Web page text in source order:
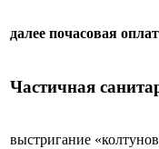
далее почасовая
Частичная
выстригание